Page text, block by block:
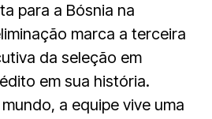
para a Bósnia na
marca a terceira
da seleção em
em sua história.
a equipe vive uma